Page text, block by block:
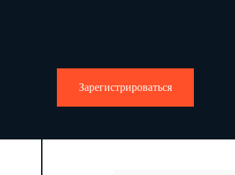
Зарегистрироваться